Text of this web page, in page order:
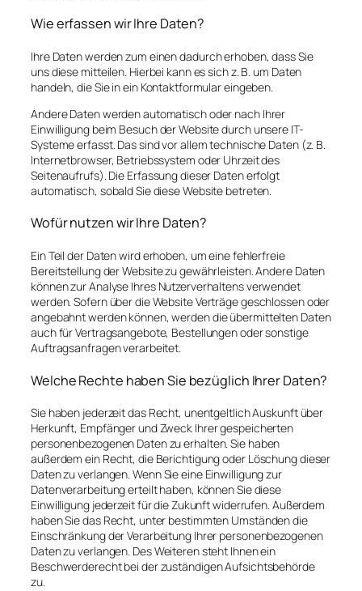
Wie erfassen wir Ihre Daten?
Ihre Daten werden zum einen dadurch erhoben, dass Sie
uns diese mitteilen. Hierbei kann es sich z. B. um Daten
handeln, die Sie in ein Kontaktformular eingeben.
Andere Daten werden automatisch oder nach Ihrer
Einwilligung beim Besuch der Website durch unsere IT-
Systeme erfasst. Das sind vor allem technische Daten (z. B.
Internetbrowser, Betriebssystem oder Uhrzeit des
Seitenaufrufs). Die Erfassung dieser Daten erfolgt
automatisch, sobald Sie diese Website betreten.
Wofür nutzen wir Ihre Daten?
Ein Teil der Daten wird erhoben, um eine fehlerfreie
Bereitstellung der Website zu gewährleisten. Andere Daten
können zur Analyse Ihres Nutzerverhaltens verwendet
werden. Sofern über die Website Verträge geschlossen oder
angebahnt werden können, werden die übermittelten Daten
auch für Vertragsangebote, Bestellungen oder sonstige
Auftragsanfragen verarbeitet.
Welche Rechte haben Sie bezüglich Ihrer Daten?
Sie haben jederzeit das Recht, unentgeltlich Auskunft über
Herkunft, Empfänger und Zweck Ihrer gespeicherten
personenbezogenen Daten zu erhalten. Sie haben
außerdem ein Recht, die Berichtigung oder Löschung dieser
Daten zu verlangen. Wenn Sie eine Einwilligung zur
Datenverarbeitung erteilt haben, können Sie diese
Einwilligung jederzeit für die Zukunft widerrufen. Außerdem
haben Sie das Recht, unter bestimmten Umständen die
Einschränkung der Verarbeitung Ihrer personenbezogenen
Daten zu verlangen. Des Weiteren steht Ihnen ein
Beschwerderecht bei der zuständigen Aufsichtsbehörde
zu.